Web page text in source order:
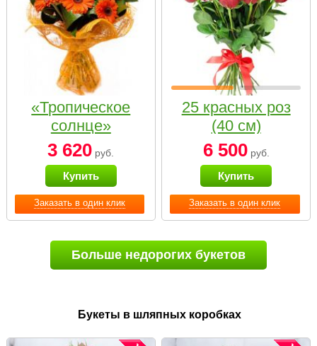
Заказать в один клик
«Тропическое
солнце»
3 620 руб.
Купить
Заказать в один клик
25 красных роз
(40 см)
6 500руб.
Купить
Больше недорогих букетов
Букеты в шляпных коробках